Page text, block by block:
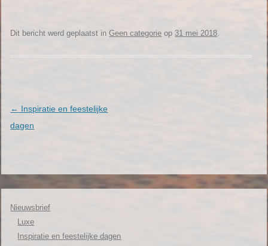
Dit bericht werd geplaatst inGeen categorie op 31 mei 2018.
Berichtnavigatie
← Inspiratie en feestelijke
dagen
Nieuwsbrief
Luxe
Inspiratie en feestelijke dagen